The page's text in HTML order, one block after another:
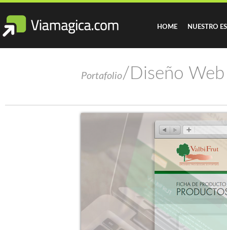
HOME NUESTRO
Portafolio/Diseño